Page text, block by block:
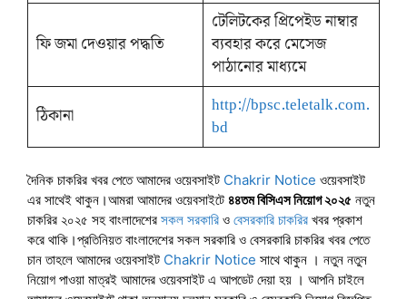
ফি জমা দেওয়ার পদ্ধতি
টেলিটকের প্রিপেইড নাম্বার
ব্যবহার করে মেসেজ
পাঠানোর মাধ্যমে
ঠিকানা
http://bpsc.teletalk.com.
bd
দৈনিক চাকরির খবর পেতে আমাদের ওয়েবসাইট Chakrir Notice ওয়েবসাইট
এর সাথেই থাকুন।আমরা আমাদের ওয়েবসাইটে ৪৪তম বিসিএস নিয়োগ ২০২৫ নতুন
চাকরির ২০২৫ সহ বাংলাদেশের সকল সরকারি ও বেসরকারি চাকরির খবর প্রকাশ
করে থাকি।প্রতিনিয়ত বাংলাদেশের সকল সরকারি ও বেসরকারি চাকরির খবর পেতে
চান তাহলে আমাদের ওয়েবসাইট Chakrir Notice সাথে থাকুন । নতুন নতুন
নিয়োগ পাওয়া মাত্রই আমাদের ওয়েবসাইট এ আপডেট দেয়া হয় । আপনি চাইলে